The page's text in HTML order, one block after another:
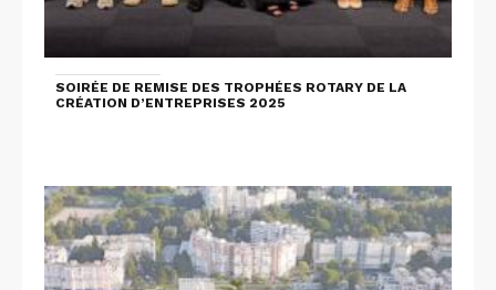
SOIRÉE DE REMISE DES TROPHÉES ROTARY DE LA
CRÉATION D’ENTREPRISES 2025